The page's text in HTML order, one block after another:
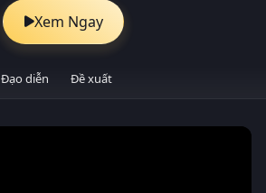
Xem Ngay
Đạo diễn Đề xuất